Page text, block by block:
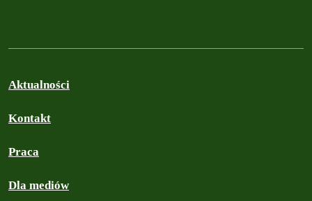
Aktualności
Kontakt
Praca
Dla mediów